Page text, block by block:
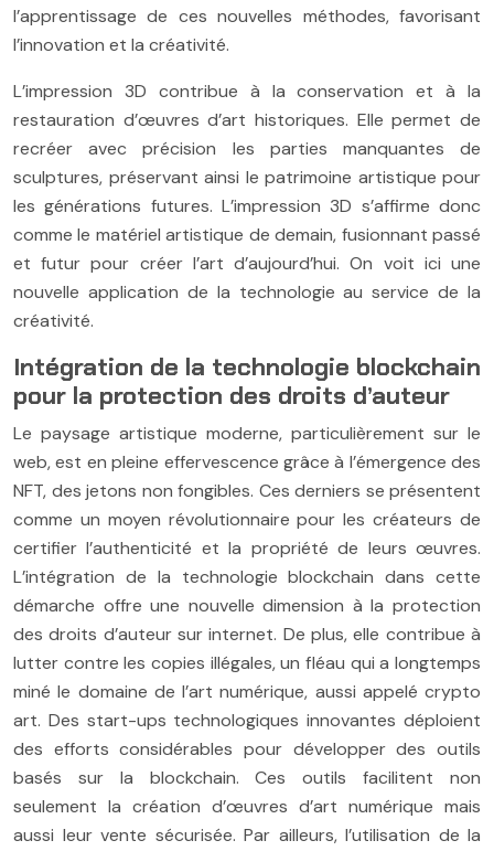
l’apprentissage de ces nouvelles méthodes, favorisant
l’innovation et la créativité.
L’impression 3D contribue à la conservation et à la
restauration d’œuvres d’art historiques. Elle permet de
recréer avec précision les parties manquantes de
sculptures, préservant ainsi le patrimoine artistique pour
les générations futures. L’impression 3D s’affirme donc
comme le matériel artistique de demain, fusionnant passé
et futur pour créer l’art d’aujourd’hui. On voit ici une
nouvelle application de la technologie au service de la
créativité.
Intégration de la technologie blockchain
pour la protection des droits d’auteur
Le paysage artistique moderne, particulièrement sur le
web, est en pleine effervescence grâce à l’émergence des
NFT, des jetons non fongibles. Ces derniers se présentent
comme un moyen révolutionnaire pour les créateurs de
certifier l’authenticité et la propriété de leurs œuvres.
L’intégration de la technologie blockchain dans cette
démarche offre une nouvelle dimension à la protection
des droits d’auteur sur internet. De plus, elle contribue à
lutter contre les copies illégales, un fléau qui a longtemps
miné le domaine de l’art numérique, aussi appelé crypto
art. Des start-ups technologiques innovantes déploient
des efforts considérables pour développer des outils
basés sur la blockchain. Ces outils facilitent non
seulement la création d’œuvres d’art numérique mais
aussi leur vente sécurisée. Par ailleurs, l’utilisation de la